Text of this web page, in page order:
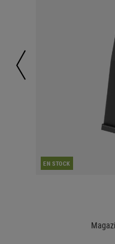
EN STOCK